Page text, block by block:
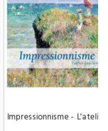
Impressionnisme -